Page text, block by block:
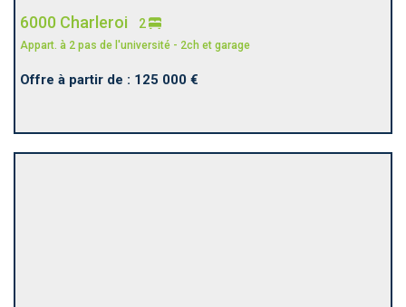
6000 Charleroi 2
Appart. à 2 pas de l'université - 2ch et garage
Offre à partir de : 125 000 €